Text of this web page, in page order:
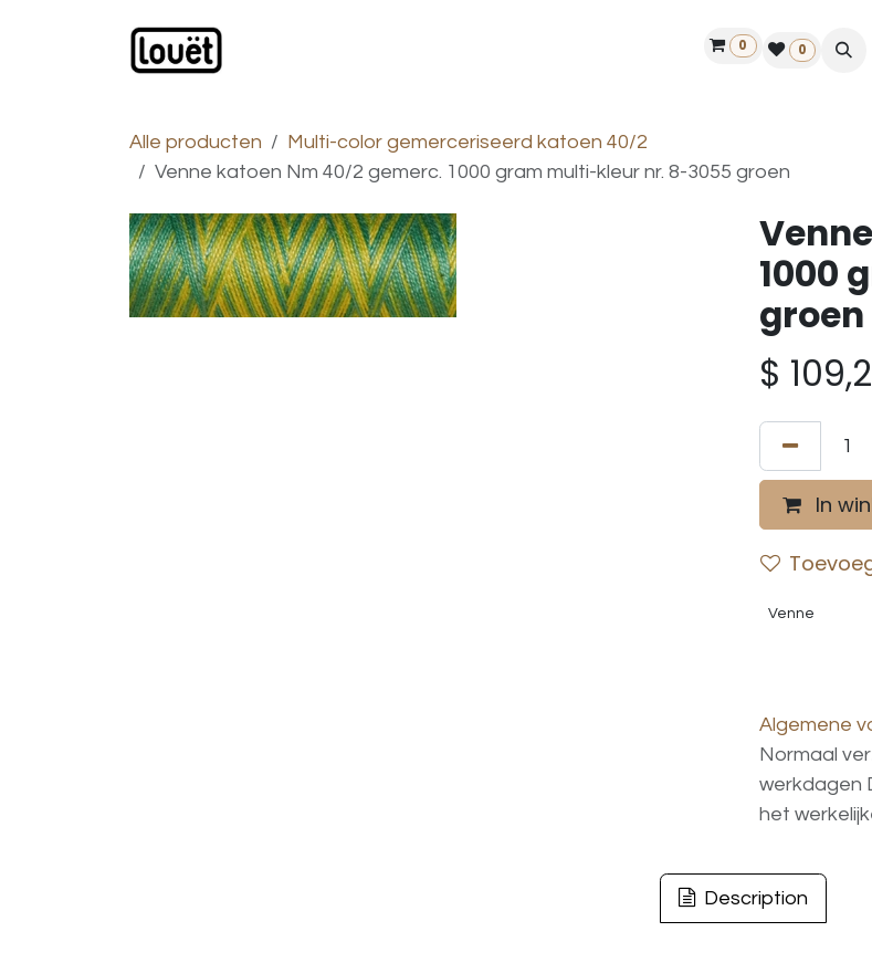
Vind een dealer
0 0
Alle producten
Multi-color gemerceriseerd katoen 40/2
Venne katoen Nm 40/2 gemerc. 1000 gram multi-kleur nr. 8-3055 groen
1000
groen
$
In
Venne
Algemene
Normaal
werkdagen
het
Description